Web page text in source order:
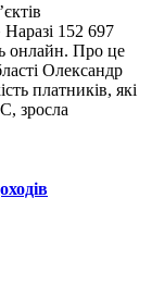
152 697
онлайн. Про це
Олександр
платників, які
зросла